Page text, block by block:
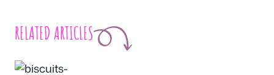
RELATED ARTICLES